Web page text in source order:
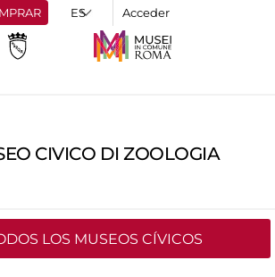
Acceder
CIVICO DI ZOOLOGIA
LOS MUSEOS CÍVICOS